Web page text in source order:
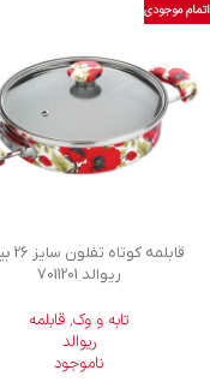
اتمام موجودی
ریوالد 7011201
تابه و وک, قابلمه
ریوالد
ناموجود